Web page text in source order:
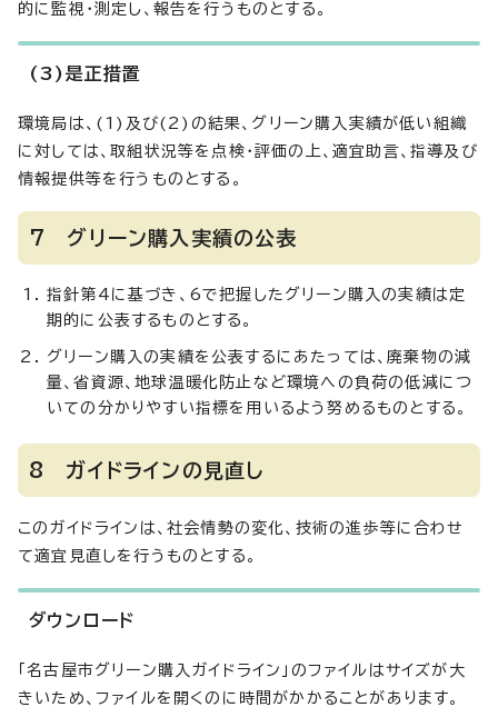
的に監視・測定し、報告を行うものとする。
(3)是正措置
環境局は、(1)及び(2)の結果、グリーン購入実績が低い組織
に対しては、取組状況等を点検・評価の上、適宜助言、指導及び
情報提供等を行うものとする。
7 グリーン購入実績の公表
指針第4に基づき、6で把握したグリーン購入の実績は定
期的に公表するものとする。
グリーン購入の実績を公表するにあたっては、廃棄物の減
量、省資源、地球温暖化防止など環境への負荷の低減につ
いての分かりやすい指標を用いるよう努めるものとする。
8 ガイドラインの見直し
このガイドラインは、社会情勢の変化、技術の進歩等に合わせ
て適宜見直しを行うものとする。
ダウンロード
「名古屋市グリーン購入ガイドライン」のファイルはサイズが大
きいため、ファイルを開くのに時間がかかることがあります。